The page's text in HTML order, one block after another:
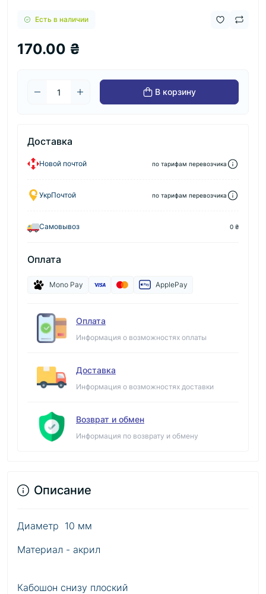
Есть в наличии
170.00 ₴
В корзину
Доставка
Новой почтой по тарифам перевозчика
УкрПочтой по тарифам перевозчика
Самовывоз 0 ₴
Оплата
Mono Pay ApplePay
Оплата
Информация о возможностях оплаты
Доставка
Информация о возможностях доставки
Возврат и обмен
Информация по возврату и обмену
Описание
Диаметр 10 мм
Материал - акрил
Кабошон снизу плоский